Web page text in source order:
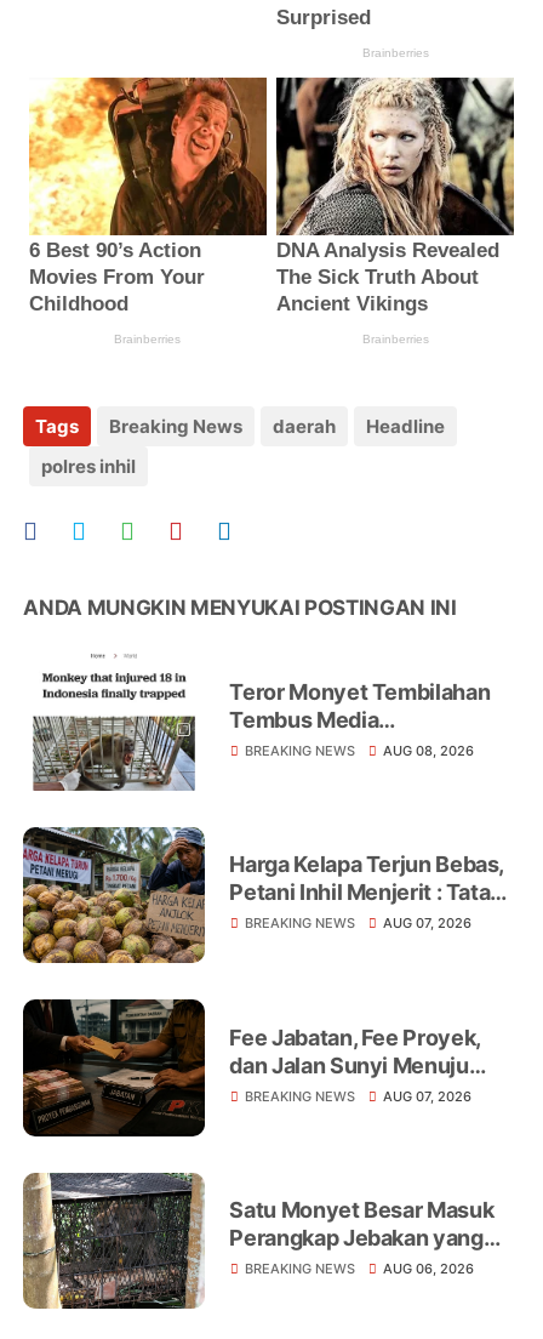
Tags Breaking News daerah
Headline
polres inhil
ANDA MUNGKIN MENYUKAI POSTINGAN INI
Teror Monyet Tembilahan
Tembus Media
Internasional, AFP Soroti 18
BREAKING NEWS AUG 08, 2026
Harga Kelapa Terjun Bebas,
Petani Inhil Menjerit : Tata
Niaga, Monopoli hingga
BREAKING NEWS AUG 07, 2026
Fee Jabatan, Fee Proyek,
dan Jalan Sunyi Menuju
Operasi Tangkap Tangan
BREAKING NEWS AUG 07, 2026
Satu Monyet Besar Masuk
Perangkap Jebakan yang
Dipasang di Belakang
BREAKING NEWS AUG 06, 2026